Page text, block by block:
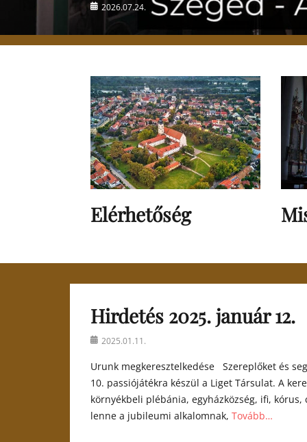
Posted2026.07.24.
Elérhetőség
Hirdetés 2025. január 12.
Posted2025.01.11.
Urunk megkeresztelkedése Szereplőket és
10. passiójátékra készül a Liget Társulat. A
környékbeli plébánia, egyházközség, ifi,
lenne a jubileumi alkalomnak, Tovább…